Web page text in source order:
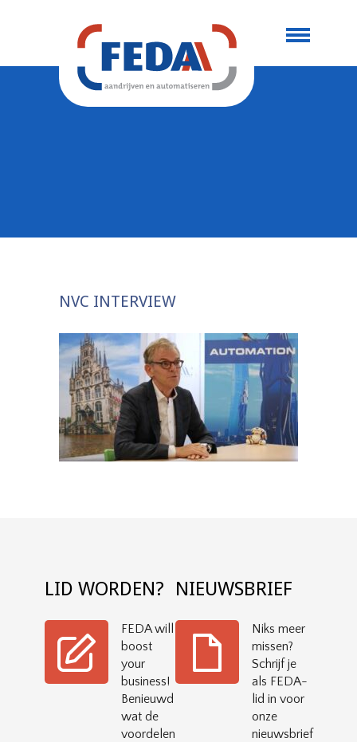
NVC INTERVIEW
LID WORDEN?
FEDA will
boost
your
business!
Benieuwd
wat de
voordelen
NIEUWSBRIEF
Niks meer
missen?
Schrijf je
als FEDA-
lid in voor
onze
nieuwsbrief